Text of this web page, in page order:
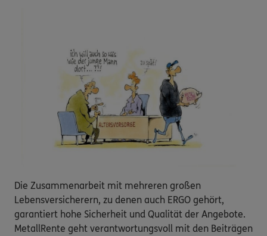
Die Zusammenarbeit mit mehreren großen
Lebensversicherern, zu denen auch ERGO gehört,
garantiert hohe Sicherheit und Qualität der Angebote.
MetallRente geht verantwortungsvoll mit den Beiträgen